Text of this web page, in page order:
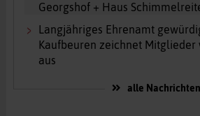
Georgshof + Haus
Langjähriges Ehrenamt
Kaufbeuren zeichnet Mitglieder
aus
alle Nachrichten